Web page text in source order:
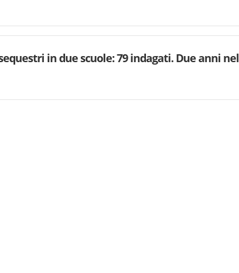
in due scuole: 79 indagati. Due anni